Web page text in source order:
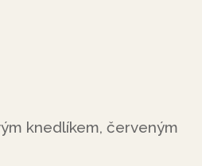
knedlíkem, červeným